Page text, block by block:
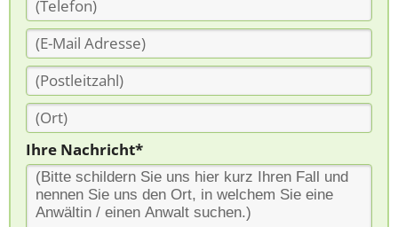
Ihre Nachricht*